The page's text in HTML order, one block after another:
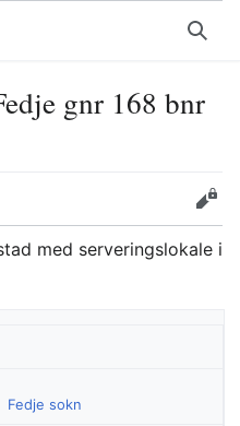
Søk
gnr 168 bnr
Rediger
med serveringslokale i
Fedje sokn